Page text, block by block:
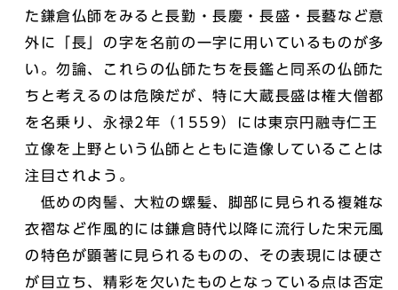
た鎌倉仏師をみると長勤・長慶・長盛・長藝など意
外に「長」の字を名前の一字に用いているものが多
い。勿論、これらの仏師たちを長鑑と同系の仏師た
ちと考えるのは危険だが、特に大蔵長盛は権大僧都
を名乗り、永禄2年（1559）には東京円融寺仁王
立像を上野という仏師とともに造像していることは
注目されよう。
低めの肉髻、大粒の螺髪、脚部に見られる複雑な
衣褶など作風的には鎌倉時代以降に流行した宋元風
の特色が顕著に見られるものの、その表現には硬さ
が目立ち、精彩を欠いたものとなっている点は否定